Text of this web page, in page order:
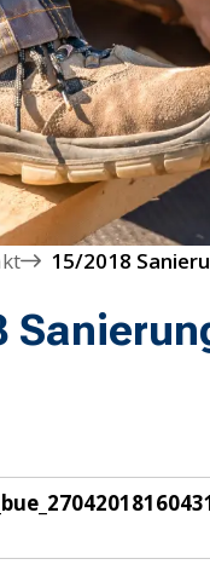
15/2018